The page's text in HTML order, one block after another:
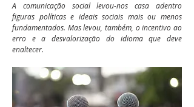
A comunicação social levou-nos casa adentro
figuras políticas e ideais sociais mais ou menos
fundamentados. Mas levou, também, o incentivo ao
erro e a desvalorização do idioma que deve
enaltecer.